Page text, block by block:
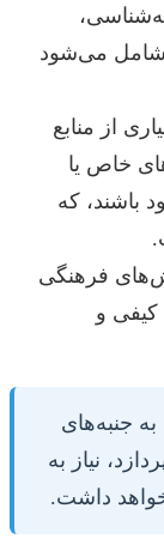
شامل می‌شود
از منابع
خاص یا
باشند، که
فرهنگی
کیفی و
جنبه‌های
نیاز به
داشت.